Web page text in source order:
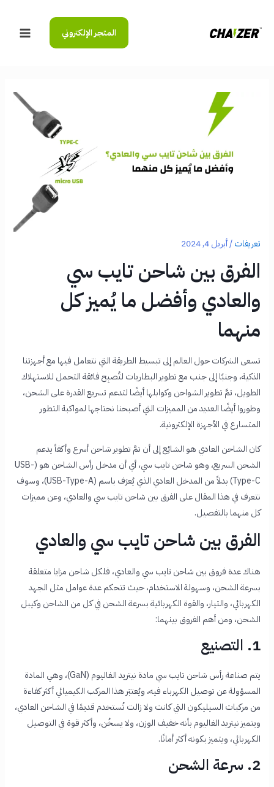
المحتوى
المتجر الإلكتروني
Main
تعريفات/أبريل 4, 2024
الفرق بين شاحن تايب سي
والعادي وأفضل ما يُميز كل
منهما
تسعى الشركات حول العالم إلى تبسيط الطريقة التي نتعامل فيها مع أجهزتنا
الذكية، وجنبًا إلى جنب مع تطوير البطاريات لتُصبِح فائقة التحمل للاستهلاك
الطويل، تمَّ تطوير الشواحن وكوابلها أيضًا لتدعم تسريع القدرة على الشحن،
وطوروا أيضًا العديد من المميزات التي أصبحنا نحتاجها لمواكبة التطور
المتسارع في الأجهزة الإلكترونية.
كان الشاحن العادي هو الشائِع إلى أن تمَّ تطوير شاحن أسرع وأكفأ يدعم
الشحن السريع، وهو شاحن تايب سي، أي أن مدخل رأس الشاحن هو (USB-
Type-C) بدلاً من المدخل العادي الذي يُعرَف باسم (USB-Type-A)، وسوف
نتعرف في هذا المقال على الفرق بين شاحن تايب سي والعادي، وعن مميزات
كل منهما بالتفصيل.
الفرق بين شاحن تايب سي والعادي
هناك عدة فروق بين شاحن تايب سي والعادي، فلكل شاحن مزايا متعلقة
بسرعة الشحن، وسهولة الاستخدام، حيث تتحكم عدة عوامل مثل الجهد
الكهربائي، والتيار، والقوة الكهربائية بسرعة الشحن في كل من الشاحن وكيبل
الشحن، ومن أهم الفروق بينهما:
1. التصنيع
يتم صناعة رأس شاحن تايب سي مادة نيتريد الغاليوم (GaN)، وهي المادة
المسؤولة عن توصيل الكهرباء فيه، ويُعتبَر هذا المركب الكيميائي أكثر كفاءة
من مركبات السيليكون التي كانت ولا زالت تُستخدم قديمًا في الشاحن العادي،
ويتميز نيتريد الغاليوم بأنه خفيف الوزن، ولا يسخُن، وأكثر قوة في التوصيل
الكهربائي، ويتميز بكونه أكثر أمانًا.
2. سرعة الشحن